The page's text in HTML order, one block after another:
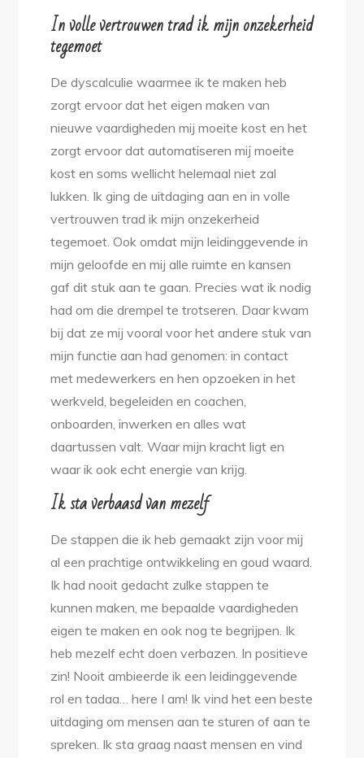
In volle vertrouwen trad ik mijn onzekerheid
tegemoet
De dyscalculie waarmee ik te maken heb
zorgt ervoor dat het eigen maken van
nieuwe vaardigheden mij moeite kost en het
zorgt ervoor dat automatiseren mij moeite
kost en soms wellicht helemaal niet zal
lukken. Ik ging de uitdaging aan en in volle
vertrouwen trad ik mijn onzekerheid
tegemoet. Ook omdat mijn leidinggevende in
mijn geloofde en mij alle ruimte en kansen
gaf dit stuk aan te gaan. Precies wat ik nodig
had om die drempel te trotseren. Daar kwam
bij dat ze mij vooral voor het andere stuk van
mijn functie aan had genomen: in contact
met medewerkers en hen opzoeken in het
werkveld, begeleiden en coachen,
onboarden, inwerken en alles wat
daartussen valt. Waar mijn kracht ligt en
waar ik ook echt energie van krijg.
Ik sta verbaasd van mezelf
De stappen die ik heb gemaakt zijn voor mij
al een prachtige ontwikkeling en goud waard.
Ik had nooit gedacht zulke stappen te
kunnen maken, me bepaalde vaardigheden
eigen te maken en ook nog te begrijpen. Ik
heb mezelf echt doen verbazen. In positieve
zin! Nooit ambieerde ik een leidinggevende
rol en tadaa… here I am! Ik vind het een beste
uitdaging om mensen aan te sturen of aan te
spreken. Ik sta graag naast mensen en vind